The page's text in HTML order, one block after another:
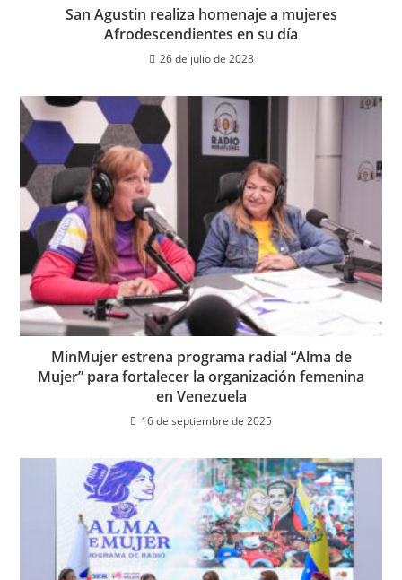
San Agustin realiza homenaje a mujeres
Afrodescendientes en su día
26 de julio de 2023
MinMujer estrena programa radial “Alma de
Mujer” para fortalecer la organización femenina
en Venezuela
16 de septiembre de 2025